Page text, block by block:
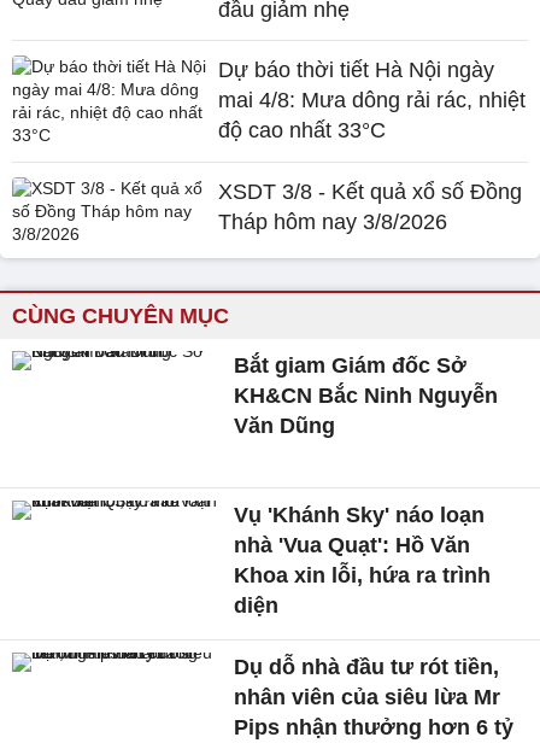
đầu giảm nhẹ
Dự báo thời tiết Hà Nội ngày
mai 4/8: Mưa dông rải rác, nhiệt
độ cao nhất 33°C
XSDT 3/8 - Kết quả xổ số Đồng
Tháp hôm nay 3/8/2026
CÙNG CHUYÊN MỤC
Bắt giam Giám đốc Sở
KH&CN Bắc Ninh Nguyễn
Văn Dũng
Vụ 'Khánh Sky' náo loạn
nhà 'Vua Quạt': Hồ Văn
Khoa xin lỗi, hứa ra trình
diện
Dụ dỗ nhà đầu tư rót tiền,
nhân viên của siêu lừa Mr
Pips nhận thưởng hơn 6 tỷ